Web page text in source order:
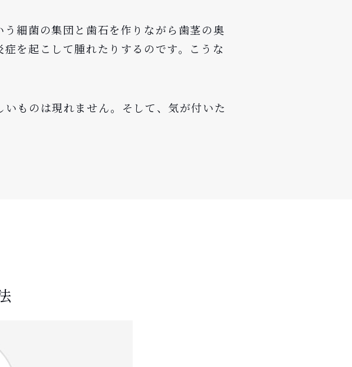
細菌の集団と歯石を作りながら歯茎の奥
を起こして腫れたりするのです。こうな
ものは現れません。そして、気が付いた